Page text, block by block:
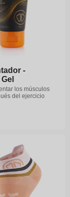
41
42-44
-
los músculos
del ejercicio